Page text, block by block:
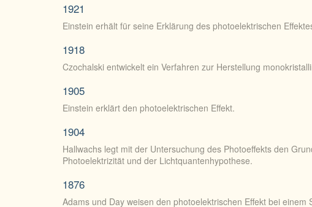
1921
Einstein erhält für seine Erklärung des photoelektrischen
1918
Czochalski entwickelt ein Verfahren zur Herstellung
1905
Einstein erklärt den photoelektrischen Effekt.
1904
Hallwachs legt mit der Untersuchung des Photoeffekts den
Photoelektrizität und der Lichtquantenhypothese.
1876
Adams und Day weisen den photoelektrischen Effekt bei